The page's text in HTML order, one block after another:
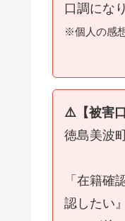
口調にな
※個人の感
⚠️【被害
徳島美波
「在籍確
認したい